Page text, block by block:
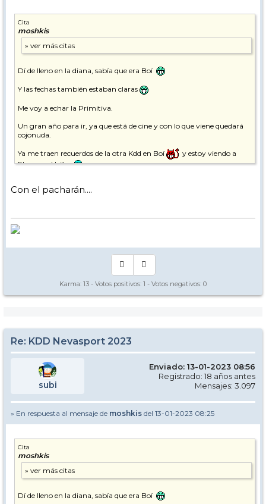
Cita
moshkis
Dí de lleno en la diana, sabía que era Boí
Y las fechas también estaban claras
Me voy a echar la Primitiva.
Un gran año para ir, ya que está de cine y con lo que viene quedará
cojonuda.
Ya me traen recuerdos de la otra Kdd en Boí
y estoy viendo a
Elur por el billar
Con el pacharán....
Karma: 13 - Votos positivos: 1 - Votos negativos: 0
Re: KDD Nevasport 2023
subi
Enviado: 13-01-2023 08:56
Registrado: 18 años antes
Mensajes: 3.097
» En respuesta al mensaje de moshkis del 13-01-2023 08:25
Cita
moshkis
Dí de lleno en la diana, sabía que era Boí